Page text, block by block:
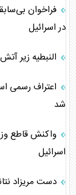
فراخوان
در اسرائیل
النبطیه زیر آتش
شد
واکنش قاطع
اسرائیل
دست مریزاد